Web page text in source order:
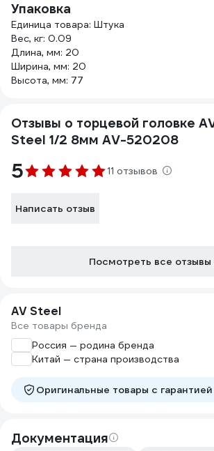
Упаковка
Единица товара: Штука
Вес, кг: 0.09
Длина, мм: 20
Ширина, мм: 20
Высота, мм: 77
Отзывы о торцевой головке
Steel 1/2 8мм AV-520208
5 11 отзывов
Написать отзыв
Посмотреть все отзывы
AV Steel
Все товары бренда
Россия — родина бренда
Китай — страна производства
Оригинальные товары c гарантией
Документация